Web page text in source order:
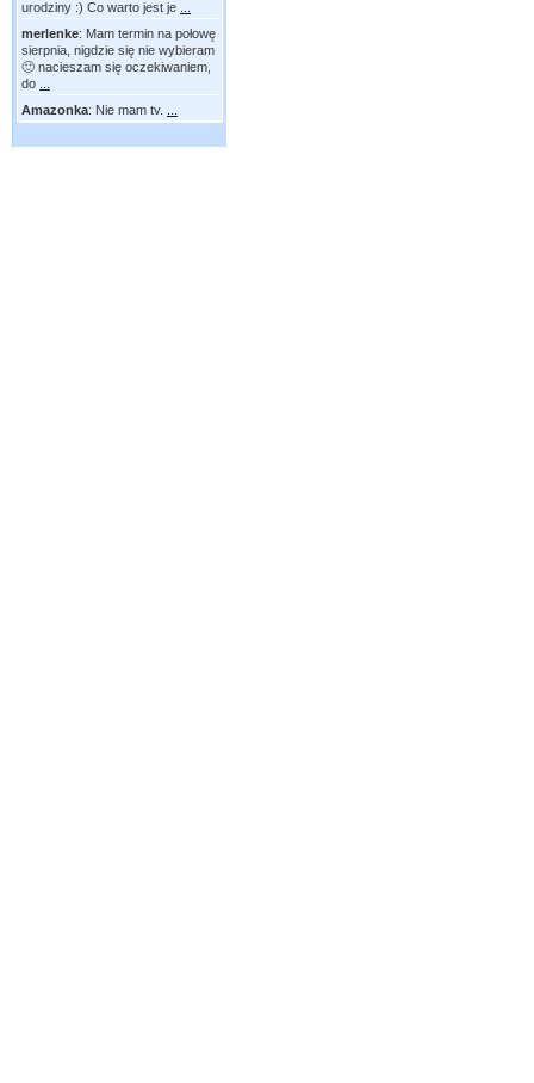
urodziny :) Co warto jest je
merlenke: Mam termin na połowę
sierpnia, nigdzie się nie wybieram
🙂 nacieszam się oczekiwaniem,
do
Amazonka: Nie mam tv.